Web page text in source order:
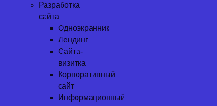
Разработка
сайта
Одноэкранник
Лендинг
Сайта-
визитка
Корпоративный
сайт
Информационный